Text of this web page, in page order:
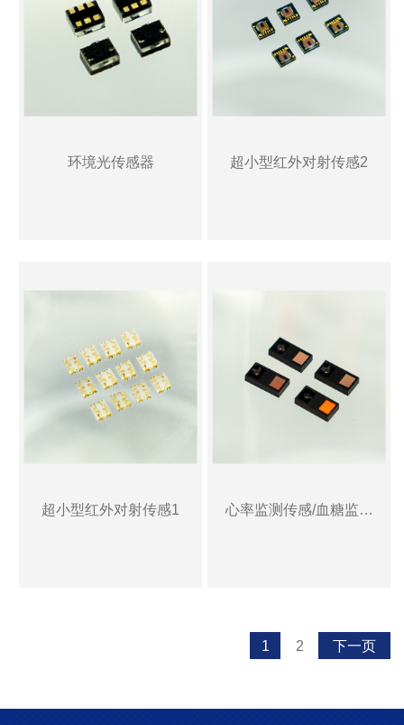
环境光传感器 超小型红外对射传感2
超小型红外对射传感1
心率监测传感/血糖监测
1 2 下一页